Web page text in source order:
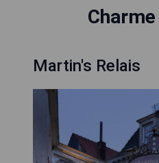
Charme
Martin's Relais